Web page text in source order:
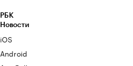
РБК
Новости
iOS
Android